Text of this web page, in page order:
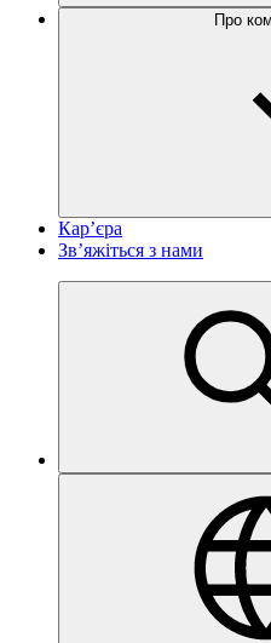
Про
Кар’єра
Зв’яжіться з нами